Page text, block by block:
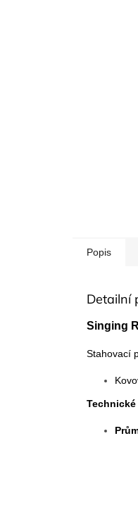
Popis
Detailní
Singing
Stahovací